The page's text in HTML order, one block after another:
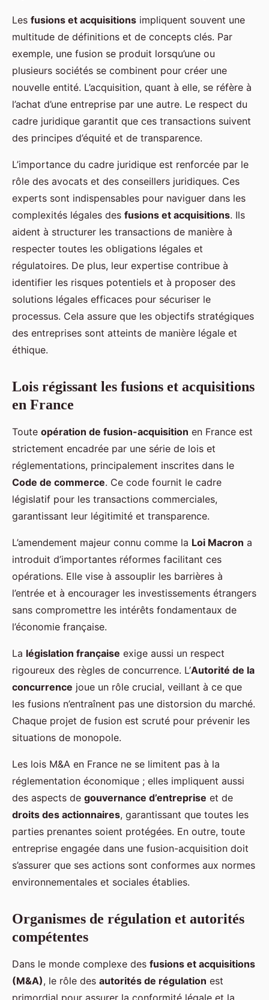
Les fusions et acquisitions impliquent souvent une
multitude de définitions et de concepts clés. Par
exemple, une fusion se produit lorsqu’une ou
plusieurs sociétés se combinent pour créer une
nouvelle entité. L’acquisition, quant à elle, se réfère à
l’achat d’une entreprise par une autre. Le respect du
cadre juridique garantit que ces transactions suivent
des principes d’équité et de transparence.
L’importance du cadre juridique est renforcée par le
rôle des avocats et des conseillers juridiques. Ces
experts sont indispensables pour naviguer dans les
complexités légales des fusions et acquisitions. Ils
aident à structurer les transactions de manière à
respecter toutes les obligations légales et
régulatoires. De plus, leur expertise contribue à
identifier les risques potentiels et à proposer des
solutions légales efficaces pour sécuriser le
processus. Cela assure que les objectifs stratégiques
des entreprises sont atteints de manière légale et
éthique.
Lois régissant les fusions et acquisitions
en France
Toute opération de fusion-acquisition en France est
strictement encadrée par une série de lois et
réglementations, principalement inscrites dans le
Code de commerce. Ce code fournit le cadre
législatif pour les transactions commerciales,
garantissant leur légitimité et transparence.
L’amendement majeur connu comme la Loi Macron a
introduit d’importantes réformes facilitant ces
opérations. Elle vise à assouplir les barrières à
l’entrée et à encourager les investissements étrangers
sans compromettre les intérêts fondamentaux de
l’économie française.
La législation française exige aussi un respect
rigoureux des règles de concurrence. L’Autorité de la
concurrence joue un rôle crucial, veillant à ce que
les fusions n’entraînent pas une distorsion du marché.
Chaque projet de fusion est scruté pour prévenir les
situations de monopole.
Les lois M&A en France ne se limitent pas à la
réglementation économique ; elles impliquent aussi
des aspects de gouvernance d’entreprise et de
droits des actionnaires, garantissant que toutes les
parties prenantes soient protégées. En outre, toute
entreprise engagée dans une fusion-acquisition doit
s’assurer que ses actions sont conformes aux normes
environnementales et sociales établies.
Organismes de régulation et autorités
compétentes
Dans le monde complexe des fusions et acquisitions
(M&A), le rôle des autorités de régulation est
primordial pour assurer la conformité légale et la